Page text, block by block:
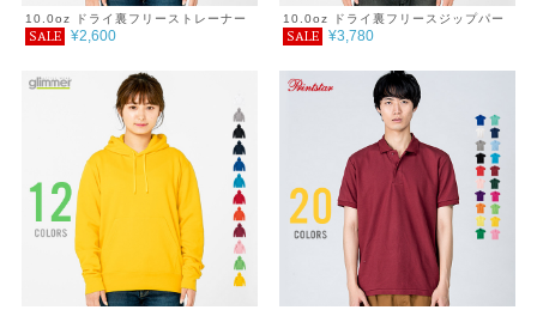
10.0oz ドライ裏フリーストレーナー
4L～5L
SALE ¥2,600
10.0oz ドライ裏フリースジップパー
カー 4L～5L
SALE ¥3,780